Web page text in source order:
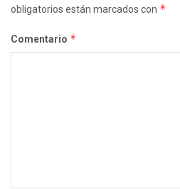
obligatorios están marcados con *
Comentario *